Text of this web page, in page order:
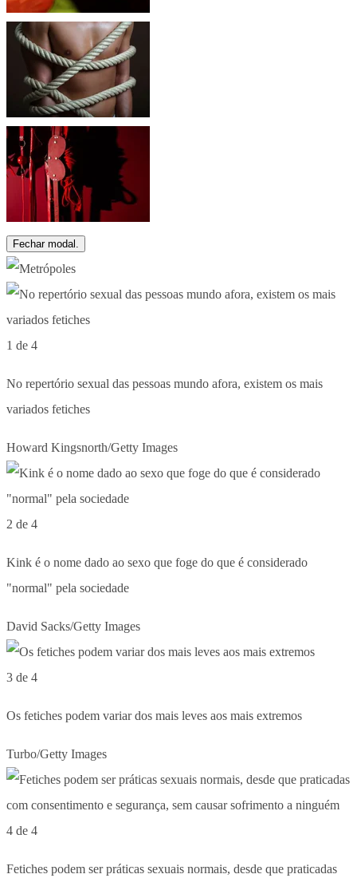
Fechar modal.
1 de 4
No repertório sexual das pessoas mundo afora, existem os mais
variados fetiches
Howard Kingsnorth/Getty Images
2 de 4
Kink é o nome dado ao sexo que foge do que é considerado
"normal" pela sociedade
David Sacks/Getty Images
3 de 4
Os fetiches podem variar dos mais leves aos mais extremos
Turbo/Getty Images
4 de 4
Fetiches podem ser práticas sexuais normais, desde que praticadas